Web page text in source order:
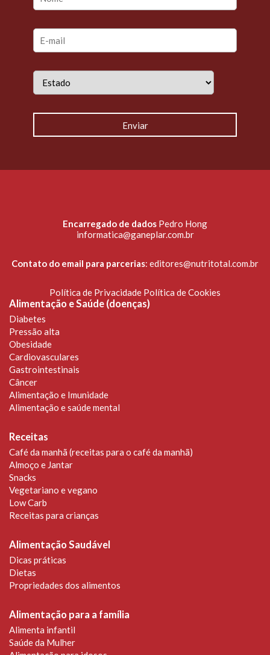
Encarregado de dados Pedro Hong
informatica@ganeplar.com.br
Contato do email para parcerias: editores@nutritotal.com.br
Política de Privacidade Política de Cookies
Alimentação e Saúde (doenças)
Diabetes
Pressão alta
Obesidade
Cardiovasculares
Gastrointestinais
Câncer
Alimentação e Imunidade
Alimentação e saúde mental
Receitas
Café da manhã (receitas para o café da manhã)
Almoço e Jantar
Snacks
Vegetariano e vegano
Low Carb
Receitas para crianças
Alimentação Saudável
Dicas práticas
Dietas
Propriedades dos alimentos
Alimentação para a família
Alimenta infantil
Saúde da Mulher